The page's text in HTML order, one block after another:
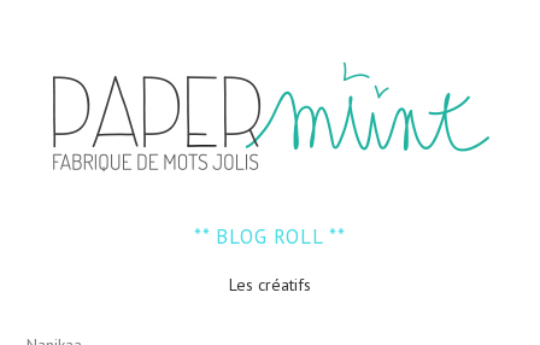
** BLOG ROLL **
Les créatifs